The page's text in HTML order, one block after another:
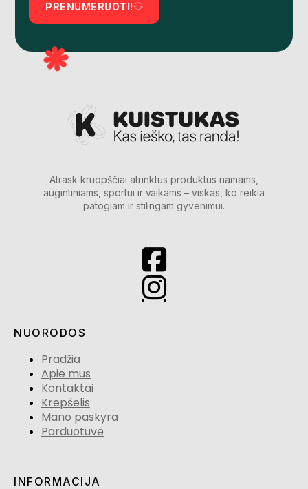
PRENUMERUOTI!
Atrask kruopščiai atrinktus produktus namams,
augintiniams, sportui ir vaikams – viskas, ko reikia
patogiam ir stilingam gyvenimui.
NUORODOS
Pradžia
Apie mus
Kontaktai
Krepšelis
Mano paskyra
Parduotuvė
INFORMACIJA